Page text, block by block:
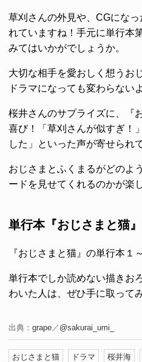
草刈さんの外見や、CGにな
れていますね！手元に単行本
みてはいかがでしょうか。
大切な相手を愛おしく想うお
ドラマになっても変わらない
桜井さんのサプライズに、『
喜び！「草刈さんが似すぎ！
した」といった声が寄せられ
おじさまとふくまるがどのよ
ードを見せてくれるのかが楽
単行本『おじさまと猫
『おじさまと猫』の単行本１
単行本でしか読めない描きお
わいた人は、ぜひ手に取って
出典： grape ／ @sakurai_umi_
おじさまと猫 ドラマ 桜井海